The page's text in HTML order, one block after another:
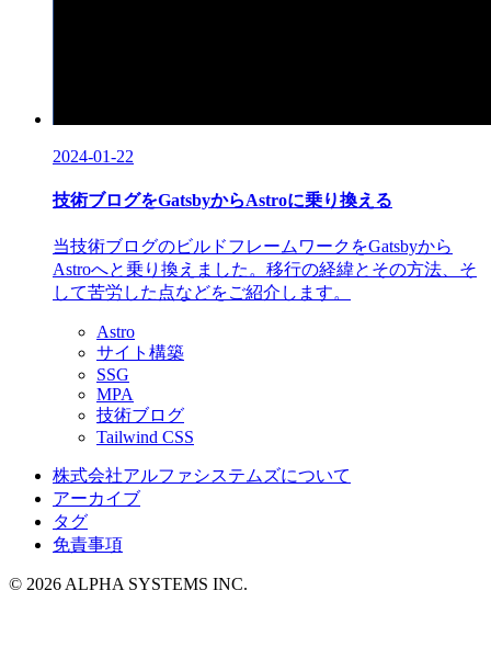
2024-01-22
技術ブログをGatsbyからAstroに乗り換える
当技術ブログのビルドフレームワークをGatsbyから
Astroへと乗り換えました。移行の経緯とその方法、そ
して苦労した点などをご紹介します。
Astro
サイト構築
SSG
MPA
技術ブログ
Tailwind CSS
株式会社アルファシステムズについて
アーカイブ
タグ
免責事項
© 2026 ALPHA SYSTEMS INC.